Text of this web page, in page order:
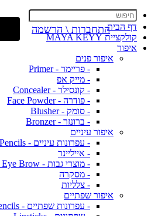
דף הבית
קולקציית MAYA KEYY
איפור
איפור פנים
- פריימר - Primer
- מייק אפ
- קונסילר - Concealer
- פודרה - Face Powder
- סומק - Blusher
- ברונזר - Bronzer
איפור עיניים
- עפרונות עיניים - Eye Pencils
- אייליינר
- מוצרי גבות - For Eye Brow
- מסקרה
- צלליות
איפור שפתיים
- עפרונות שפתיים - Lip Pencils
התחברות \ הרשמה